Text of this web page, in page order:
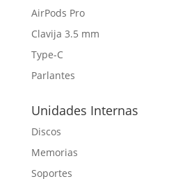
AirPods Pro
Clavija 3.5 mm
Type-C
Parlantes
Unidades Internas
Discos
Memorias
Soportes